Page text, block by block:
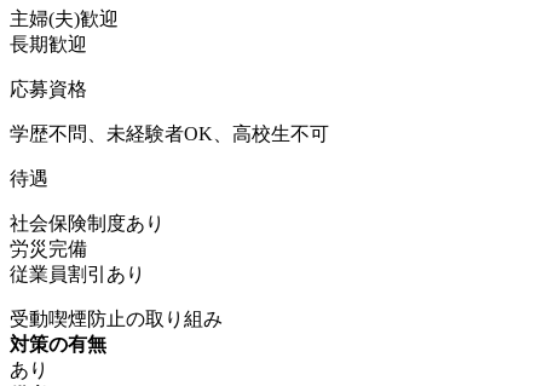
主婦(夫)歓迎
長期歓迎
応募資格
学歴不問、未経験者OK、高校生不可
待遇
社会保険制度あり
労災完備
従業員割引あり
受動喫煙防止の取り組み
対策の有無
あり